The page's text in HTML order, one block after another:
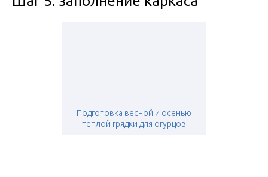
Подготовка весной и осенью
теплой грядки для огурцов